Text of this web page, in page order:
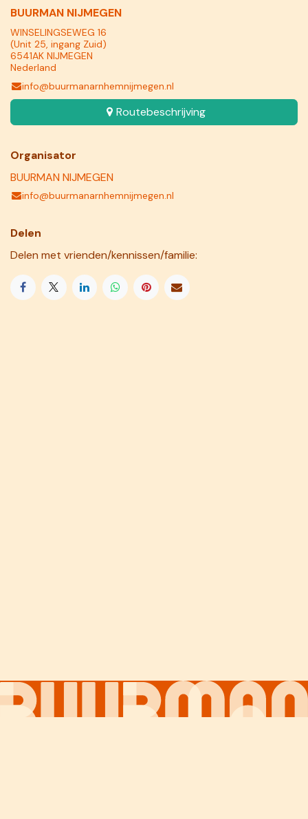
BUURMAN NIJMEGEN
WINSELINGSEWEG 16
(Unit 25, ingang Zuid)
6541AK NIJMEGEN
Nederland
info@buurmanarnhemnijmegen.nl
Routebeschrijving
Organisator
BUURMAN NIJMEGEN
info@buurmanarnhemnijmegen.nl
Delen
Delen met vrienden/kennissen/familie: